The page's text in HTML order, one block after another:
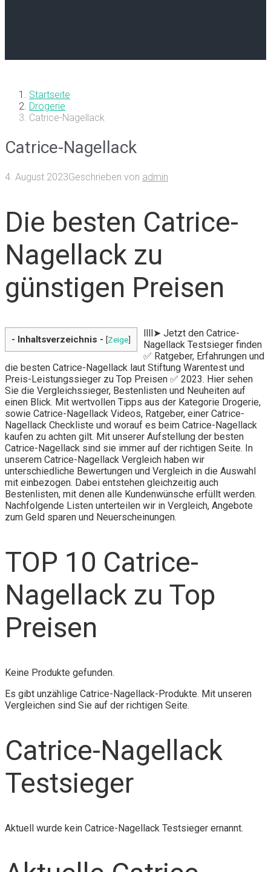
Startseite
Drogerie
Catrice-Nagellack
Catrice-Nagellack
4. August 2023Geschrieben von admin
Die besten Catrice-
Nagellack zu
günstigen Preisen
- Inhaltsverzeichnis - [Zeige]
llll➤ Jetzt den Catrice-
Nagellack Testsieger finden
✅ Ratgeber, Erfahrungen und
die besten Catrice-Nagellack laut Stiftung Warentest und
Preis-Leistungssieger zu Top Preisen ✅ 2023. Hier sehen
Sie die Vergleichssieger, Bestenlisten und Neuheiten auf
einen Blick. Mit wertvollen Tipps aus der Kategorie Drogerie,
sowie Catrice-Nagellack Videos, Ratgeber, einer Catrice-
Nagellack Checkliste und worauf es beim Catrice-Nagellack
kaufen zu achten gilt. Mit unserer Aufstellung der besten
Catrice-Nagellack sind sie immer auf der richtigen Seite. In
unserem Catrice-Nagellack Vergleich haben wir
unterschiedliche Bewertungen und Vergleich in die Auswahl
mit einbezogen. Dabei entstehen gleichzeitig auch
Bestenlisten, mit denen alle Kundenwünsche erfüllt werden.
Nachfolgende Listen unterteilen wir in Vergleich, Angebote
zum Geld sparen und Neuerscheinungen.
TOP 10 Catrice-
Nagellack zu Top
Preisen
Keine Produkte gefunden.
Es gibt unzählige Catrice-Nagellack-Produkte. Mit unseren
Vergleichen sind Sie auf der richtigen Seite.
Catrice-Nagellack
Testsieger
Aktuell wurde kein Catrice-Nagellack Testsieger ernannt.